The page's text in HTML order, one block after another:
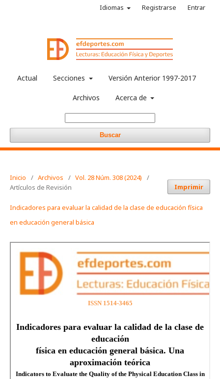
Actual Secciones Versión Anterior 1997-2017
Archivos Acerca de
Buscar
Idiomas Registrarse Entrar
Inicio / Archivos / Vol. 28 Núm. 308 (2024)
/
Artículos de Revisión
Imprimir
Indicadores para evaluar la calidad de la clase de educación física
en educación general básica